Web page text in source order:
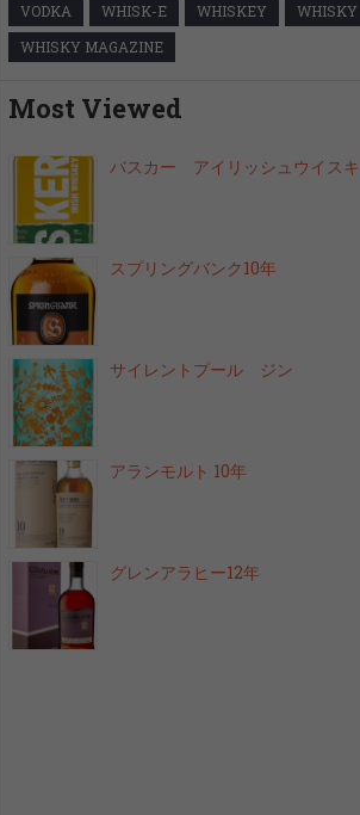
VODKA
WHISK-E WHISKEY
WHISKY
WHISKY MAGAZINE
Most Viewed
バスカー アイリッシュウイス
スプリングバンク10年
サイレントプール ジン
アランモルト 10年
グレンアラヒー12年